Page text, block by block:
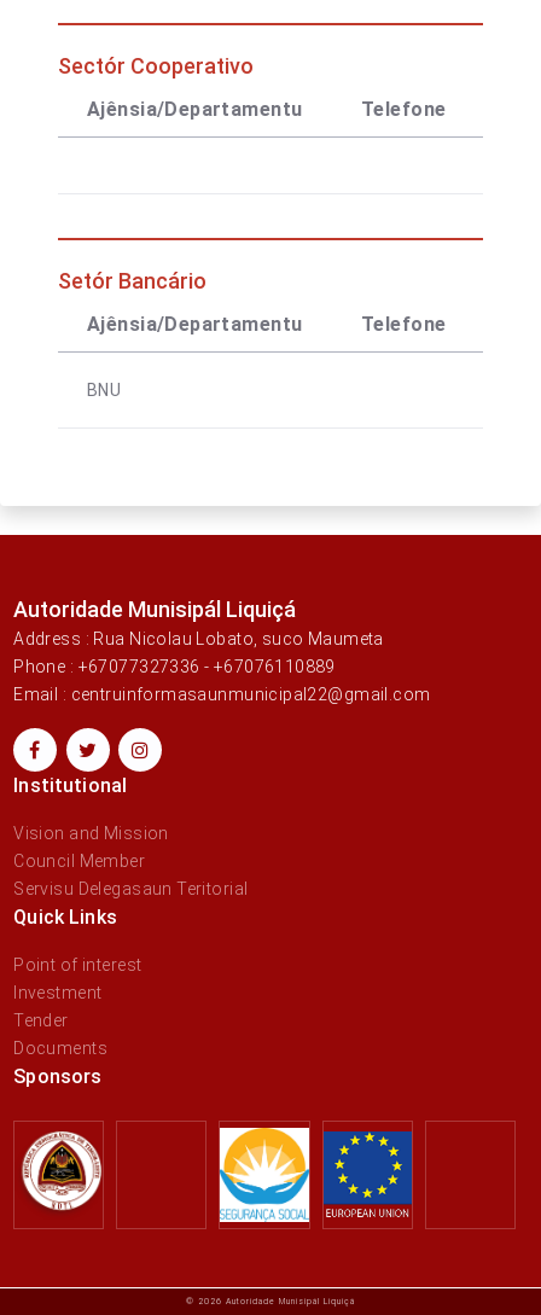
Sectór Cooperativo
Ajênsia/Departamentu Telefone
Setór Bancário
Ajênsia/Departamentu Telefone
BNU
Autoridade Munisipál Liquiçá
Address : Rua Nicolau Lobato, suco Maumeta
Phone : +67077327336 - +67076110889
Email : centruinformasaunmunicipal22@gmail.com
Institutional
Vision and Mission
Council Member
Servisu Delegasaun Teritorial
Quick Links
Point of interest
Investment
Tender
Documents
Sponsors
© 2026 Autoridade Munisipál Liquiçá